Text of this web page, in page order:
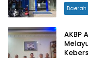
Daerah
AKBP